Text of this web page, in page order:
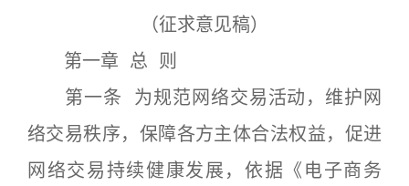
（征求意见稿）
第一章 总 则
第一条 为规范网络交易活动，维护网
络交易秩序，保障各方主体合法权益，促进
网络交易持续健康发展，依据《电子商务